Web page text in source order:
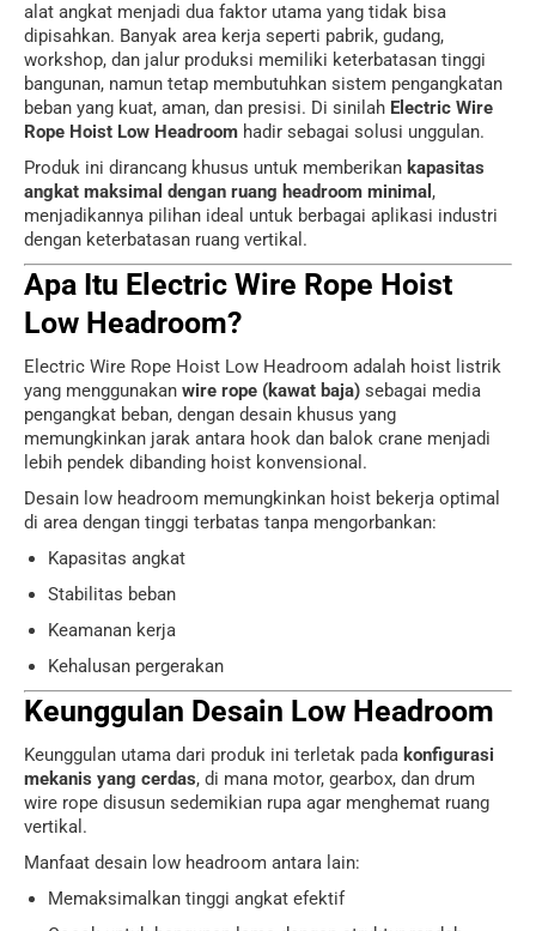
alat angkat menjadi dua faktor utama yang tidak bisa
dipisahkan. Banyak area kerja seperti pabrik, gudang,
workshop, dan jalur produksi memiliki keterbatasan tinggi
bangunan, namun tetap membutuhkan sistem pengangkatan
beban yang kuat, aman, dan presisi. Di sinilah Electric Wire
Rope Hoist Low Headroom hadir sebagai solusi unggulan.
Produk ini dirancang khusus untuk memberikan kapasitas
angkat maksimal dengan ruang headroom minimal ,
menjadikannya pilihan ideal untuk berbagai aplikasi industri
dengan keterbatasan ruang vertikal.
Apa Itu Electric Wire Rope Hoist
Low Headroom?
Electric Wire Rope Hoist Low Headroom adalah hoist listrik
yang menggunakan wire rope (kawat baja) sebagai media
pengangkat beban, dengan desain khusus yang
memungkinkan jarak antara hook dan balok crane menjadi
lebih pendek dibanding hoist konvensional.
Desain low headroom memungkinkan hoist bekerja optimal
di area dengan tinggi terbatas tanpa mengorbankan:
Kapasitas angkat
Stabilitas beban
Keamanan kerja
Kehalusan pergerakan
Keunggulan Desain Low Headroom
Keunggulan utama dari produk ini terletak pada konfigurasi
mekanis yang cerdas, di mana motor, gearbox, dan drum
wire rope disusun sedemikian rupa agar menghemat ruang
vertikal.
Manfaat desain low headroom antara lain:
Memaksimalkan tinggi angkat efektif